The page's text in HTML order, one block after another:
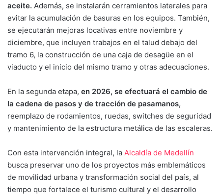
aceite. Además, se instalarán cerramientos laterales para
evitar la acumulación de basuras en los equipos. También,
se ejecutarán mejoras locativas entre noviembre y
diciembre, que incluyen trabajos en el talud debajo del
tramo 6, la construcción de una caja de desagüe en el
viaducto y el inicio del mismo tramo y otras adecuaciones.
En la segunda etapa, en 2026, se efectuará el cambio de
la cadena de pasos y de tracción de pasamanos,
reemplazo de rodamientos, ruedas, switches de seguridad
y mantenimiento de la estructura metálica de las escaleras.
Con esta intervención integral, la Alcaldía de Medellín
busca preservar uno de los proyectos más emblemáticos
de movilidad urbana y transformación social del país, al
tiempo que fortalece el turismo cultural y el desarrollo